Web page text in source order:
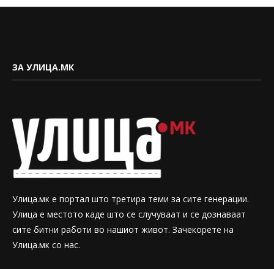
ЗА УЛИЦА.МК
Улица.мк е портал што третира теми за сите генерации.
Улица е местото каде што се случуваат и се дознаваат
сите битни работи во нашиот живот. Зачекорете на
Улица.мк со нас.